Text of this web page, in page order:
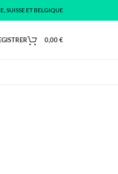
SUISSE ET BELGIQUE
0,00€